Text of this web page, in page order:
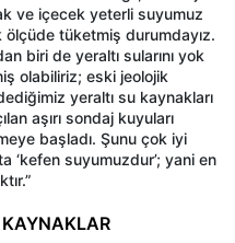
ve içecek yeterli suyumuz
ölçüde tüketmiş durumdayız.
biri de yeraltı sularını yok
olabiliriz; eski jeolojik
yeraltı su kaynakları
aşırı sondaj kuyuları
başladı. Şunu çok iyi
‘kefen suyumuzdur’; yani en